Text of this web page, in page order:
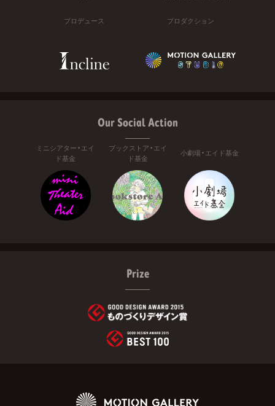
プロデュース プロダクション
Our Social Action
ミニシアター・エイ
ド基金
ブックストア・エイ
ド基金
小劇場・エイド基金
Prize